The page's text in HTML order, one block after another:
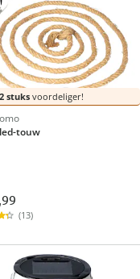
2 stuksvoordeliger!
touw
(13)